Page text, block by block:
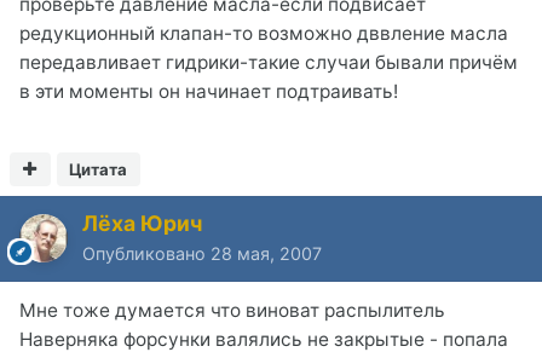
редукционный клапан-то возможно дввление масла
передавливает гидрики-такие случаи бывали причём
в эти моменты он начинает подтраивать!
Цитата
Лёха Юрич
Опубликовано 28 мая, 2007
Мне тоже думается что виноват распылитель
Наверняка форсунки валялись не закрытые - попала